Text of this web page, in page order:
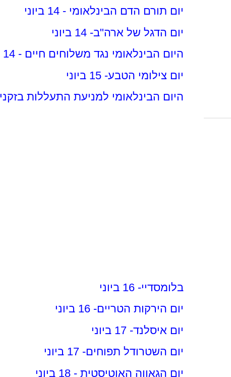
יום תורם הדם הבינלאומי - 14 ביוני
יום הדגל של ארה"ב- 14 ביוני
היום הבינלאומי נגד משלוחים חיים - 14 ביוני
יום צילומי הטבע- 15 ביוני
היום הבינלאומי למניעת התעללות בזקנים- 15
בלומסדיי- 16 ביוני
יום הירקות הטריים- 16 ביוני
יום איסלנד- 17 ביוני
יום השטרודל תפוחים- 17 ביוני
יום הגאווה האוטיסטית - 18 ביוני